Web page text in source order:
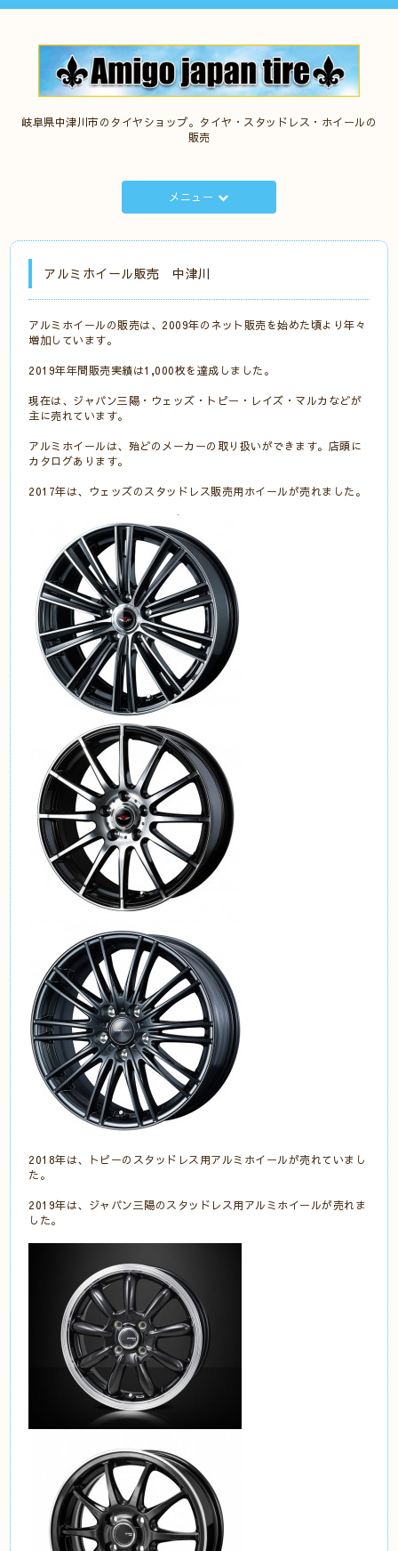
岐阜県中津川市のタイヤショップ。タイヤ・スタッドレス・ホイールの
販売
メニュー
アルミホイール販売 中津川
アルミホイールの販売は、2009年のネット販売を始めた頃より年々
増加しています。
2019年年間販売実績は1,000枚を達成しました。
現在は、ジャパン三陽・ウェッズ・トピー・レイズ・マルカなどが
主に売れています。
アルミホイールは、殆どのメーカーの取り扱いができます。店頭に
カタログあります。
2017年は、ウェッズのスタッドレス販売用ホイールが売れました。
2018年は、トピーのスタッドレス用アルミホイールが売れていまし
た。
2019年は、ジャパン三陽のスタッドレス用アルミホイールが売れま
した。